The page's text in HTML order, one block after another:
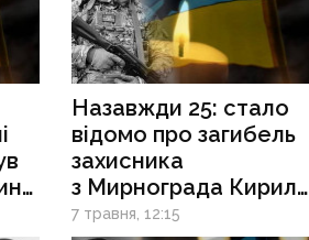
Назавжди 25: стало
відомо про загибель
захисника
з Мирнограда Кирила
Чередниченка
7 травня, 12:15